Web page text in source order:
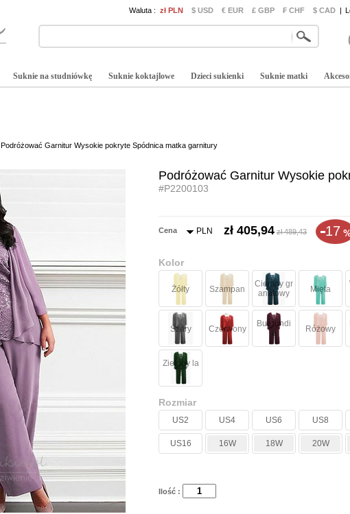
Waluta : zł PLN $ USD € EUR £ GBP ₣ CHF $ CAD |
Suknie na studniówkę Suknie koktajlowe Dzieci sukienki Suknie matki
Podróżować Garnitur Wysokie pokryte Spódnica matka garnitury
Podróżować Garnitur Wysokie
#P2200103
Cena PLN zł 405,94 zł 489,43 17
Kolor
Żółty Szampan
Ciemny gr
anatowy
Mięta
Szary Czerwony
Burgundi
a
Różowy
Zielony la
s
Rozmiar
US2 US4 US6 US8
US16 16W 18W 20W
Ilość :